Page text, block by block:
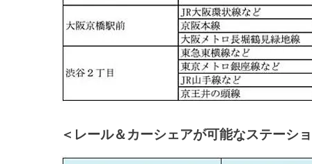
＜レール＆カーシェアが可能なステーシ